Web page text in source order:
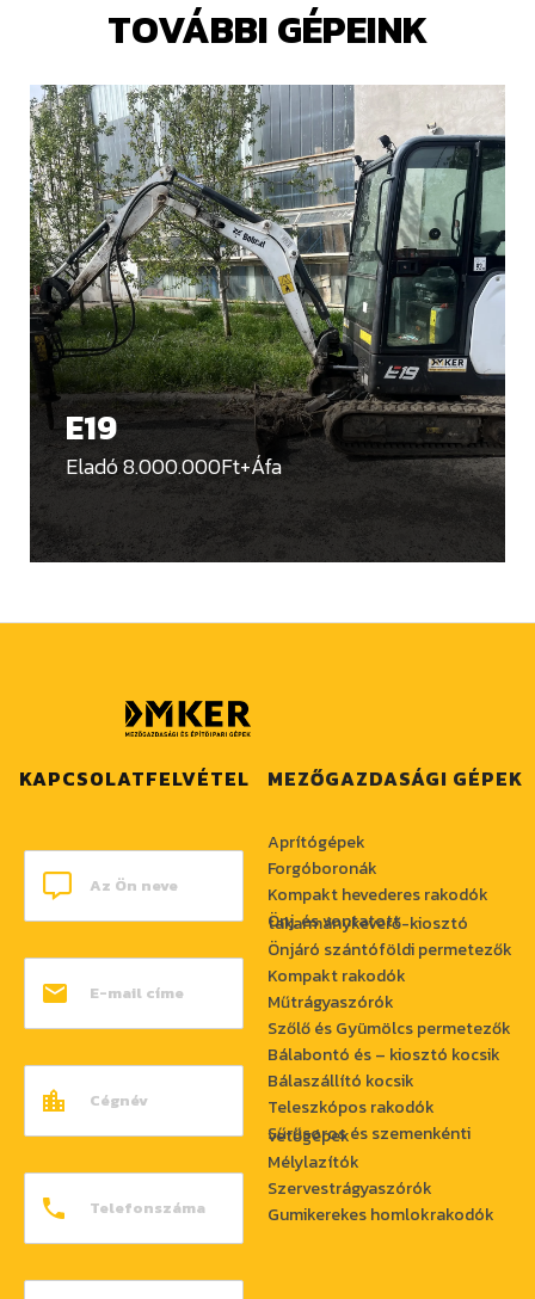
TOVÁBBI GÉPEINK
Teleszkópos
Rakodógépek
Eladó Rakodógépek 16.500.000Ft-tól
KAPCSOLATFELVÉTEL MEZŐGAZDASÁGI GÉPEK
Aprítógépek
Forgóboronák
Kompakt hevederes rakodók
Önj. és vontatott takarmánykeverő-kiosztó
Önjáró szántóföldi permetezők
Kompakt rakodók
Műtrágyaszórók
Szőlő és Gyümölcs permetezők
Bálabontó és – kiosztó kocsik
Bálaszállító kocsik
Teleszkópos rakodók
Sűrűsoros és szemenkénti vetőgépek
Mélylazítók
Szervestrágyaszórók
Gumikerekes homlokrakodók